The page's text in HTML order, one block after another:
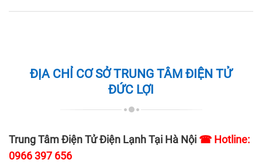
ĐỊA CHỈ CƠ SỞ TRUNG TÂM ĐIỆN TỬ
ĐỨC LỢI
Trung Tâm Điện Tử Điện Lạnh Tại Hà Nội ☎ Hotline:
0966 397 656